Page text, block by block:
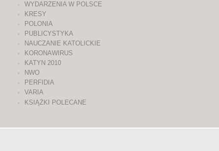
WYDARZENIA W POLSCE
KRESY
POLONIA
PUBLICYSTYKA
NAUCZANIE KATOLICKIE
KORONAWIRUS
KATYN 2010
NWO
PERFIDIA
VARIA
KSIĄŻKI POLECANE